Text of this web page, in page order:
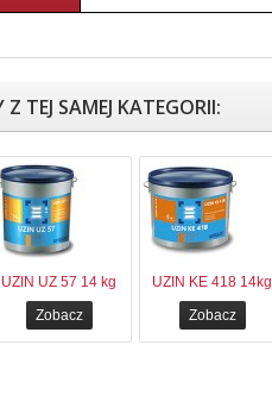
TEJ SAMEJ KATEGORII:
UZIN UZ 57 14 kg
Zobacz
UZIN KE 418 14kg
Zobacz